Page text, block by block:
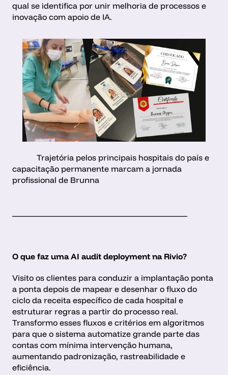
qual se identifica por unir melhoria de processos e
inovação com apoio de IA.
Trajetória pelos principais hospitais do país e
capacitação permanente marcam a jornada
profissional de Brunna
O que faz uma AI audit deployment na Rivio?
Visito os clientes para conduzir a implantação ponta
a ponta depois de mapear e desenhar o fluxo do
ciclo da receita específico de cada hospital e
estruturar regras a partir do processo real.
Transformo esses fluxos e critérios em algoritmos
para que o sistema automatize grande parte das
contas com mínima intervenção humana,
aumentando padronização, rastreabilidade e
eficiência.